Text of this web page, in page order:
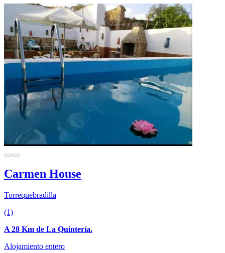
Carmen House
Torrequebradilla
(1)
A 28 Km de La Quintería.
Alojamiento entero